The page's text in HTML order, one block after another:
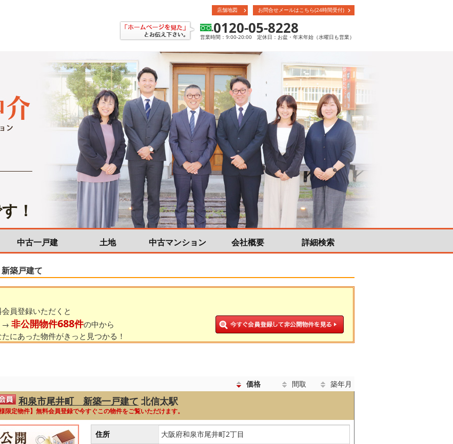
店舗地図
お問合せメールはこちら(24時間受付)
0120-05-8228
営業時間：9:00-20:00 定休日：お盆・年末年始（水曜日も営業）
！
中古一戸建 土地 中古マンション 会社概要 詳細検索
築戸建て
員登録いただくと
→ 非公開物件688件の中から
たにあった物件がきっと見つかる！
価格 間取 築年月
和泉市尾井町 新築一戸建て 北信太駅
様限定物件】無料会員登録で今すぐこの物件をご覧いただけます。
住所
大阪府和泉市尾井町2丁目